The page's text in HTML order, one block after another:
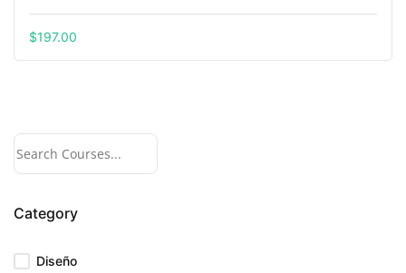
$197.00
Category
Diseño